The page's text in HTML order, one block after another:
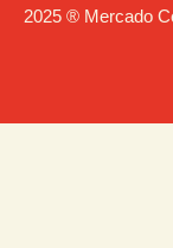
2025 ® Mercado